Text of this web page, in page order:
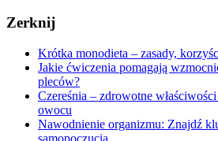
Zerknij
Krótka monodieta – zasady,
Jakie ćwiczenia pomagają
pleców?
Czereśnia – zdrowotne
owocu
Nawodnienie organizmu: Znajdź
samopoczucia